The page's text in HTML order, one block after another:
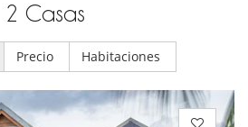
2 Casas
Precio Habitaciones